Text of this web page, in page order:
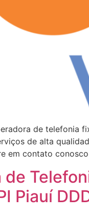
de telefonia
de alta
em contato
Piauí